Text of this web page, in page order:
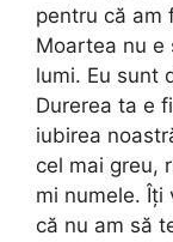
pentru că am
Moartea nu e
lumi. Eu sunt
Durerea ta e
iubirea
cel mai greu,
mi numele. Îți
că nu am să